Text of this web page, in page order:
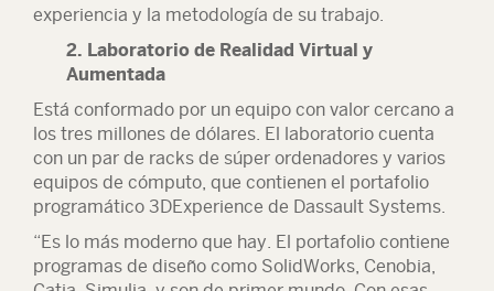
experiencia y la metodología de su trabajo.
2. Laboratorio de Realidad Virtual y
Aumentada
Está conformado por un equipo con valor cercano a
los tres millones de dólares. El laboratorio cuenta
con un par de racks de súper ordenadores y varios
equipos de cómputo, que contienen el portafolio
programático 3DExperience de Dassault Systems.
“Es lo más moderno que hay. El portafolio contiene
programas de diseño como SolidWorks, Cenobia,